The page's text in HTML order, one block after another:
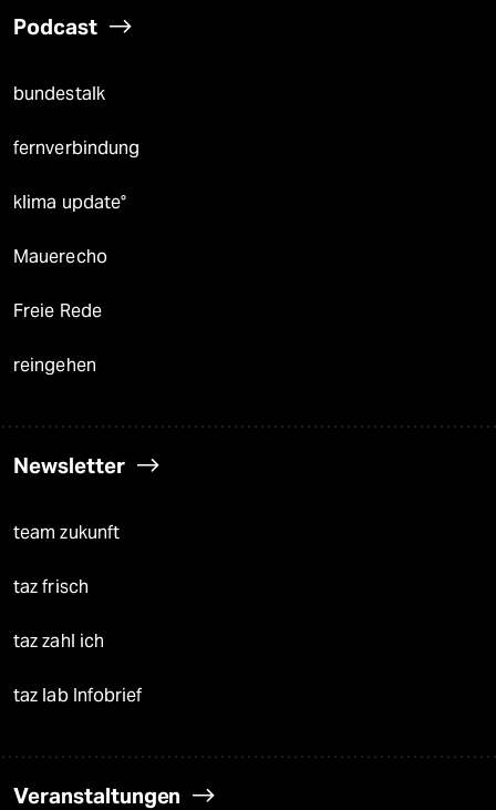
Podcast
bundestalk
fernverbindung
klima update°
Mauerecho
Freie Rede
reingehen
Newsletter
team zukunft
taz frisch
taz zahl ich
taz lab Infobrief
Veranstaltungen